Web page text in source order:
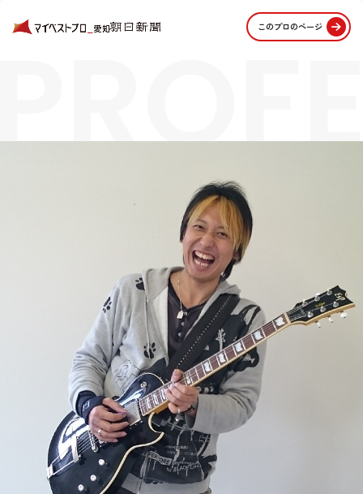
このプロのページ